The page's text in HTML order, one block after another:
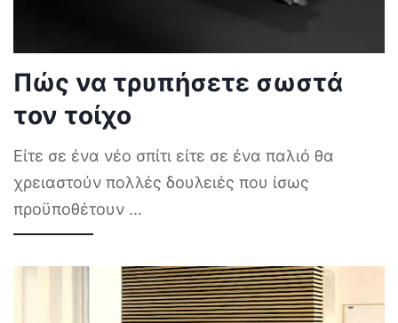
Πώς να τρυπήσετε σωστά
τον τοίχο
Είτε σε ένα νέο σπίτι είτε σε ένα παλιό θα
χρειαστούν πολλές δουλειές που ίσως
προϋποθέτουν ...